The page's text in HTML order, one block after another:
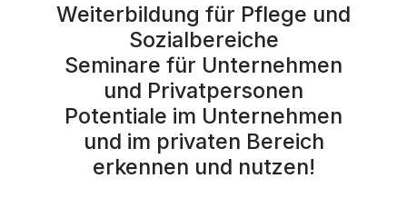
Weiterbildung für Pflege und
Sozialbereiche
Seminare für Unternehmen
und Privatpersonen
Potentiale im Unternehmen
und im privaten Bereich
erkennen und nutzen!